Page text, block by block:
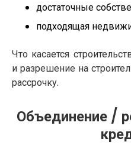
достаточные
подходящая
Что касается
и разрешение на
рассрочку.
Объединение /